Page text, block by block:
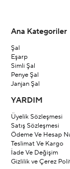
Ana Kategoriler
Şal
Eşarp
Simli Şal
Penye Şal
Janjan Şal
YARDIM
Üyelik Sözleşmesi
Satış Sözleşmesi
Ödeme Ve Hesap
Teslimat Ve Kargo
İade Ve Değişim
Gizlilik ve Çerez